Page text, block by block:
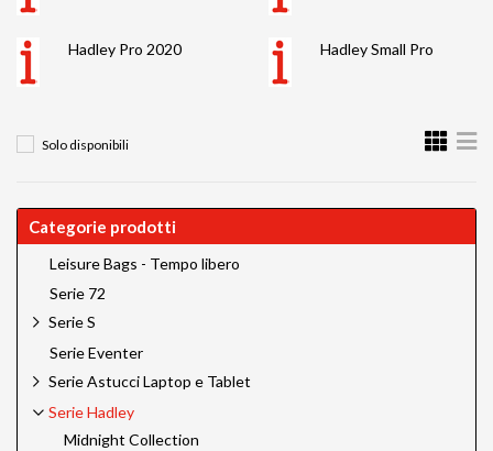
Hadley Pro 2020 Hadley Small Pro
Solo disponibili
Categorie prodotti
Leisure Bags - Tempo libero
Serie 72
Serie S
Serie Eventer
Serie Astucci Laptop e Tablet
Serie Hadley
Midnight Collection